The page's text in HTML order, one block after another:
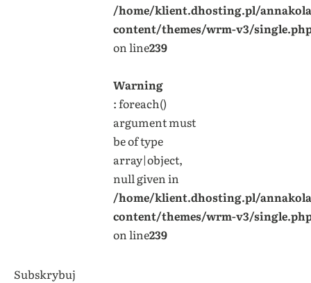
/home/klient.dhosting.pl/
content/themes/wrm-v3/
on line239
Warning
: foreach()
argument must
be of type
array|object,
null given in
/home/klient.dhosting.pl/
content/themes/wrm-v3/
on line239
Subskrybuj